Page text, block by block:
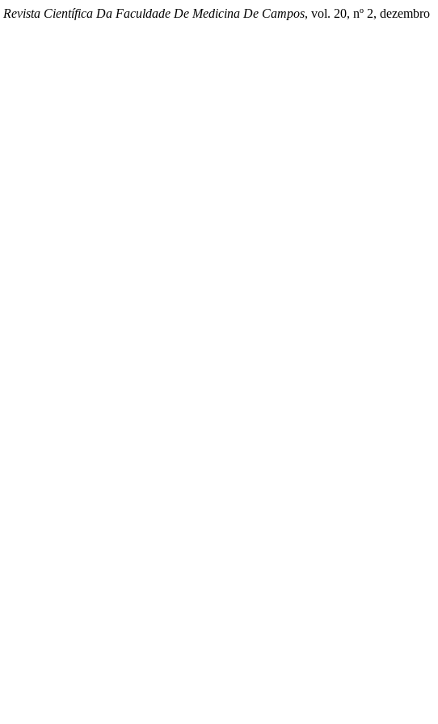
Revista Científica Da Faculdade De Medicina De Campos, vol. 20, nº 2, dezembro